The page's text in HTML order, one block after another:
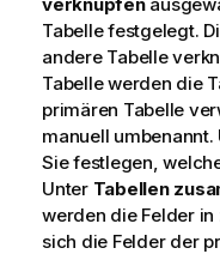
Tabelle festgelegt.
andere Tabelle
Tabelle werden die
primären Tabelle
manuell
Sie festlegen,
Unter Tabellen
werden die Felder
sich die Felder der